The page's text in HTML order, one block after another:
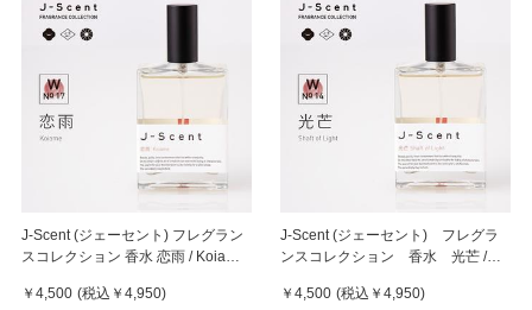
J-Scent (ジェーセント) フレグラン
スコレクション 香水 恋雨 / Koiame
￥4,500 (税込 ￥4,950)
J-Scent (ジェーセント) フレグラ
ンスコレクション 香水 光芒 /
50mL
￥4,500 (税込 ￥4,950)